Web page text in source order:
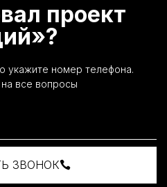
проект
укажите номер телефона.
все вопросы
ЗВОНОК